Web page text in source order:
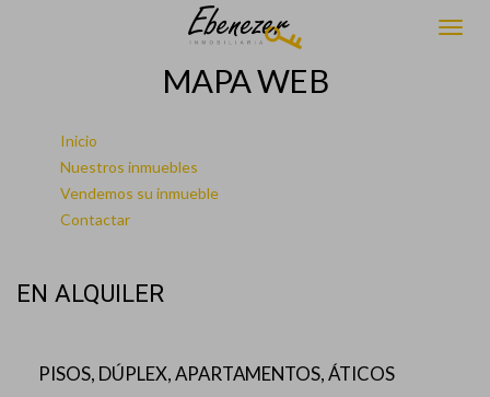
MAPA WEB
Inicio
Nuestros inmuebles
Vendemos su inmueble
Contactar
EN ALQUILER
PISOS, DÚPLEX, APARTAMENTOS, ÁTICOS